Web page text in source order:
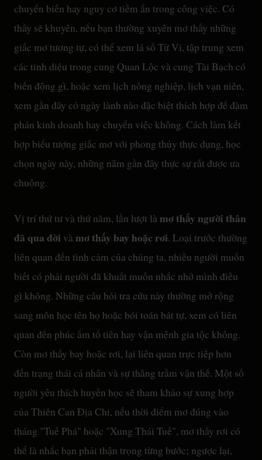
chuyển biến hay nguy cơ tiềm ẩn trong công việc. Có
thầy sẽ khuyên, nếu bạn thường xuyên mơ thấy những
giấc mơ tương tự, có thể xem lá số Tử Vi, tập trung xem
các tinh diệu trong cung Quan Lộc và cung Tài Bạch có
biến động gì, hoặc xem lịch nông nghiệp, lịch vạn niên,
xem gần đây có ngày lành nào đặc biệt thích hợp để đàm
phán kinh doanh hay chuyển việc không. Cách làm kết
hợp biểu tượng giấc mơ với phong thủy thực dụng, học
chọn ngày này, những năm gần đây thực sự rất được ưa
chuộng.
Vị trí thứ tư và thứ năm, lần lượt là mơ thấy người thân
đã qua đời và mơ thấy bay hoặc rơi. Loại trước thường
liên quan đến tình cảm của chúng ta, nhiều người muốn
biết có phải người đã khuất muốn nhắc nhở mình điều
gì không. Những câu hỏi tra cứu này thường mở rộng
sang môn học tên họ hoặc bói toán bát tự, xem có liên
quan đến phúc ấm tổ tiên hay vận mệnh gia tộc không.
Còn mơ thấy bay hoặc rơi, lại liên quan trực tiếp hơn
đến trạng thái cá nhân và sự thăng trầm vận thế. Một số
người yêu thích huyền học sẽ tham khảo sự xung hợp
của Thiên Can Địa Chi, nếu thời điểm mơ đúng vào
tháng "Tuế Phá" hoặc "Xung Thái Tuế", mơ thấy rơi có
thể là nhắc bạn phải thận trọng từng bước; ngược lại,